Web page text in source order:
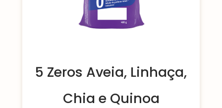
5 Zeros Aveia, Linhaça,
Chia e Quinoa